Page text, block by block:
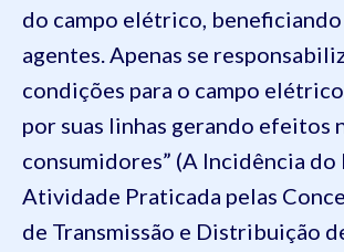
do campo elétrico, beneficiando
agentes. Apenas se
condições para o campo
por suas linhas gerando efeitos
consumidores” (A Incidência do
Atividade Praticada pelas
de Transmissão e Distribuição